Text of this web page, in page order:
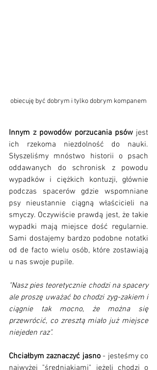
obiecuję być dobrym i tylko dobrym kompanem
Innym z powodów porzucania psów jest
ich rzekoma niezdolność do nauki.
Słyszeliśmy mnóstwo historii o psach
oddawanych do schronisk z powodu
wypadków i ciężkich kontuzji, głównie
podczas spacerów gdzie wspomniane
psy nieustannie ciągną właścicieli na
smyczy. Oczywiście prawdą jest, że takie
wypadki mają miejsce dość regularnie.
Sami dostajemy bardzo podobne notatki
od de facto wielu osób, które zostawiają
u nas swoje pupile.
"Nasz pies teoretycznie chodzi na spacery
ale proszę uważać bo chodzi zyg-zakiem i
ciągnie tak mocno, że można się
przewrócić, co zresztą miało już miejsce
niejeden raz".
Chciałbym zaznaczyć jasno - jesteśmy co